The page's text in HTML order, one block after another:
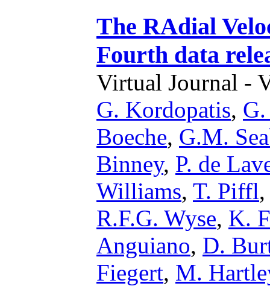
The RAdial
Fourth data
Virtual Journal -
G. Kordopatis,
Boeche, G.M.
Binney, P. de
Williams, T. Piffl
R.F.G. Wyse, K.
Anguiano, D.
Fiegert, M.